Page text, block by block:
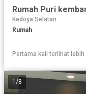
Rumah Puri
Kedoya Selatan
Rumah
Pertama kali terlihat
1 /8